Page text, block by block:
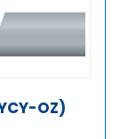
OZ)